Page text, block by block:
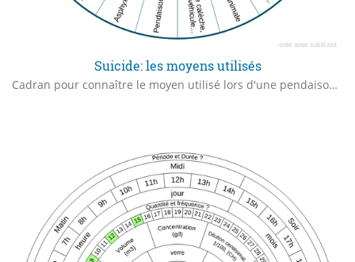
Suicide: les moyens utilisés
Cadran pour connaître le moyen utilisé lors d'une pendaison. Dans le cadre d'un soin énergétique, il faudra potentiellement retirer l'objet éthérique utilisé lors de ce suicide (corde, couteau, poison...) sur la personne en karma individuel ou l'ancêtre sur un karma transgénérationnel et procéder à un passage d'âme et un recouvrement d'âme.